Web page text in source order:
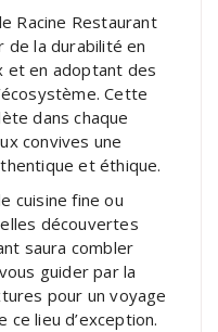
Racine Restaurant
de la durabilité en
et en adoptant des
Cette
dans chaque
convives une
et éthique.
cuisine fine ou
découvertes
saura combler
guider par la
pour un voyage
ce lieu d’exception.